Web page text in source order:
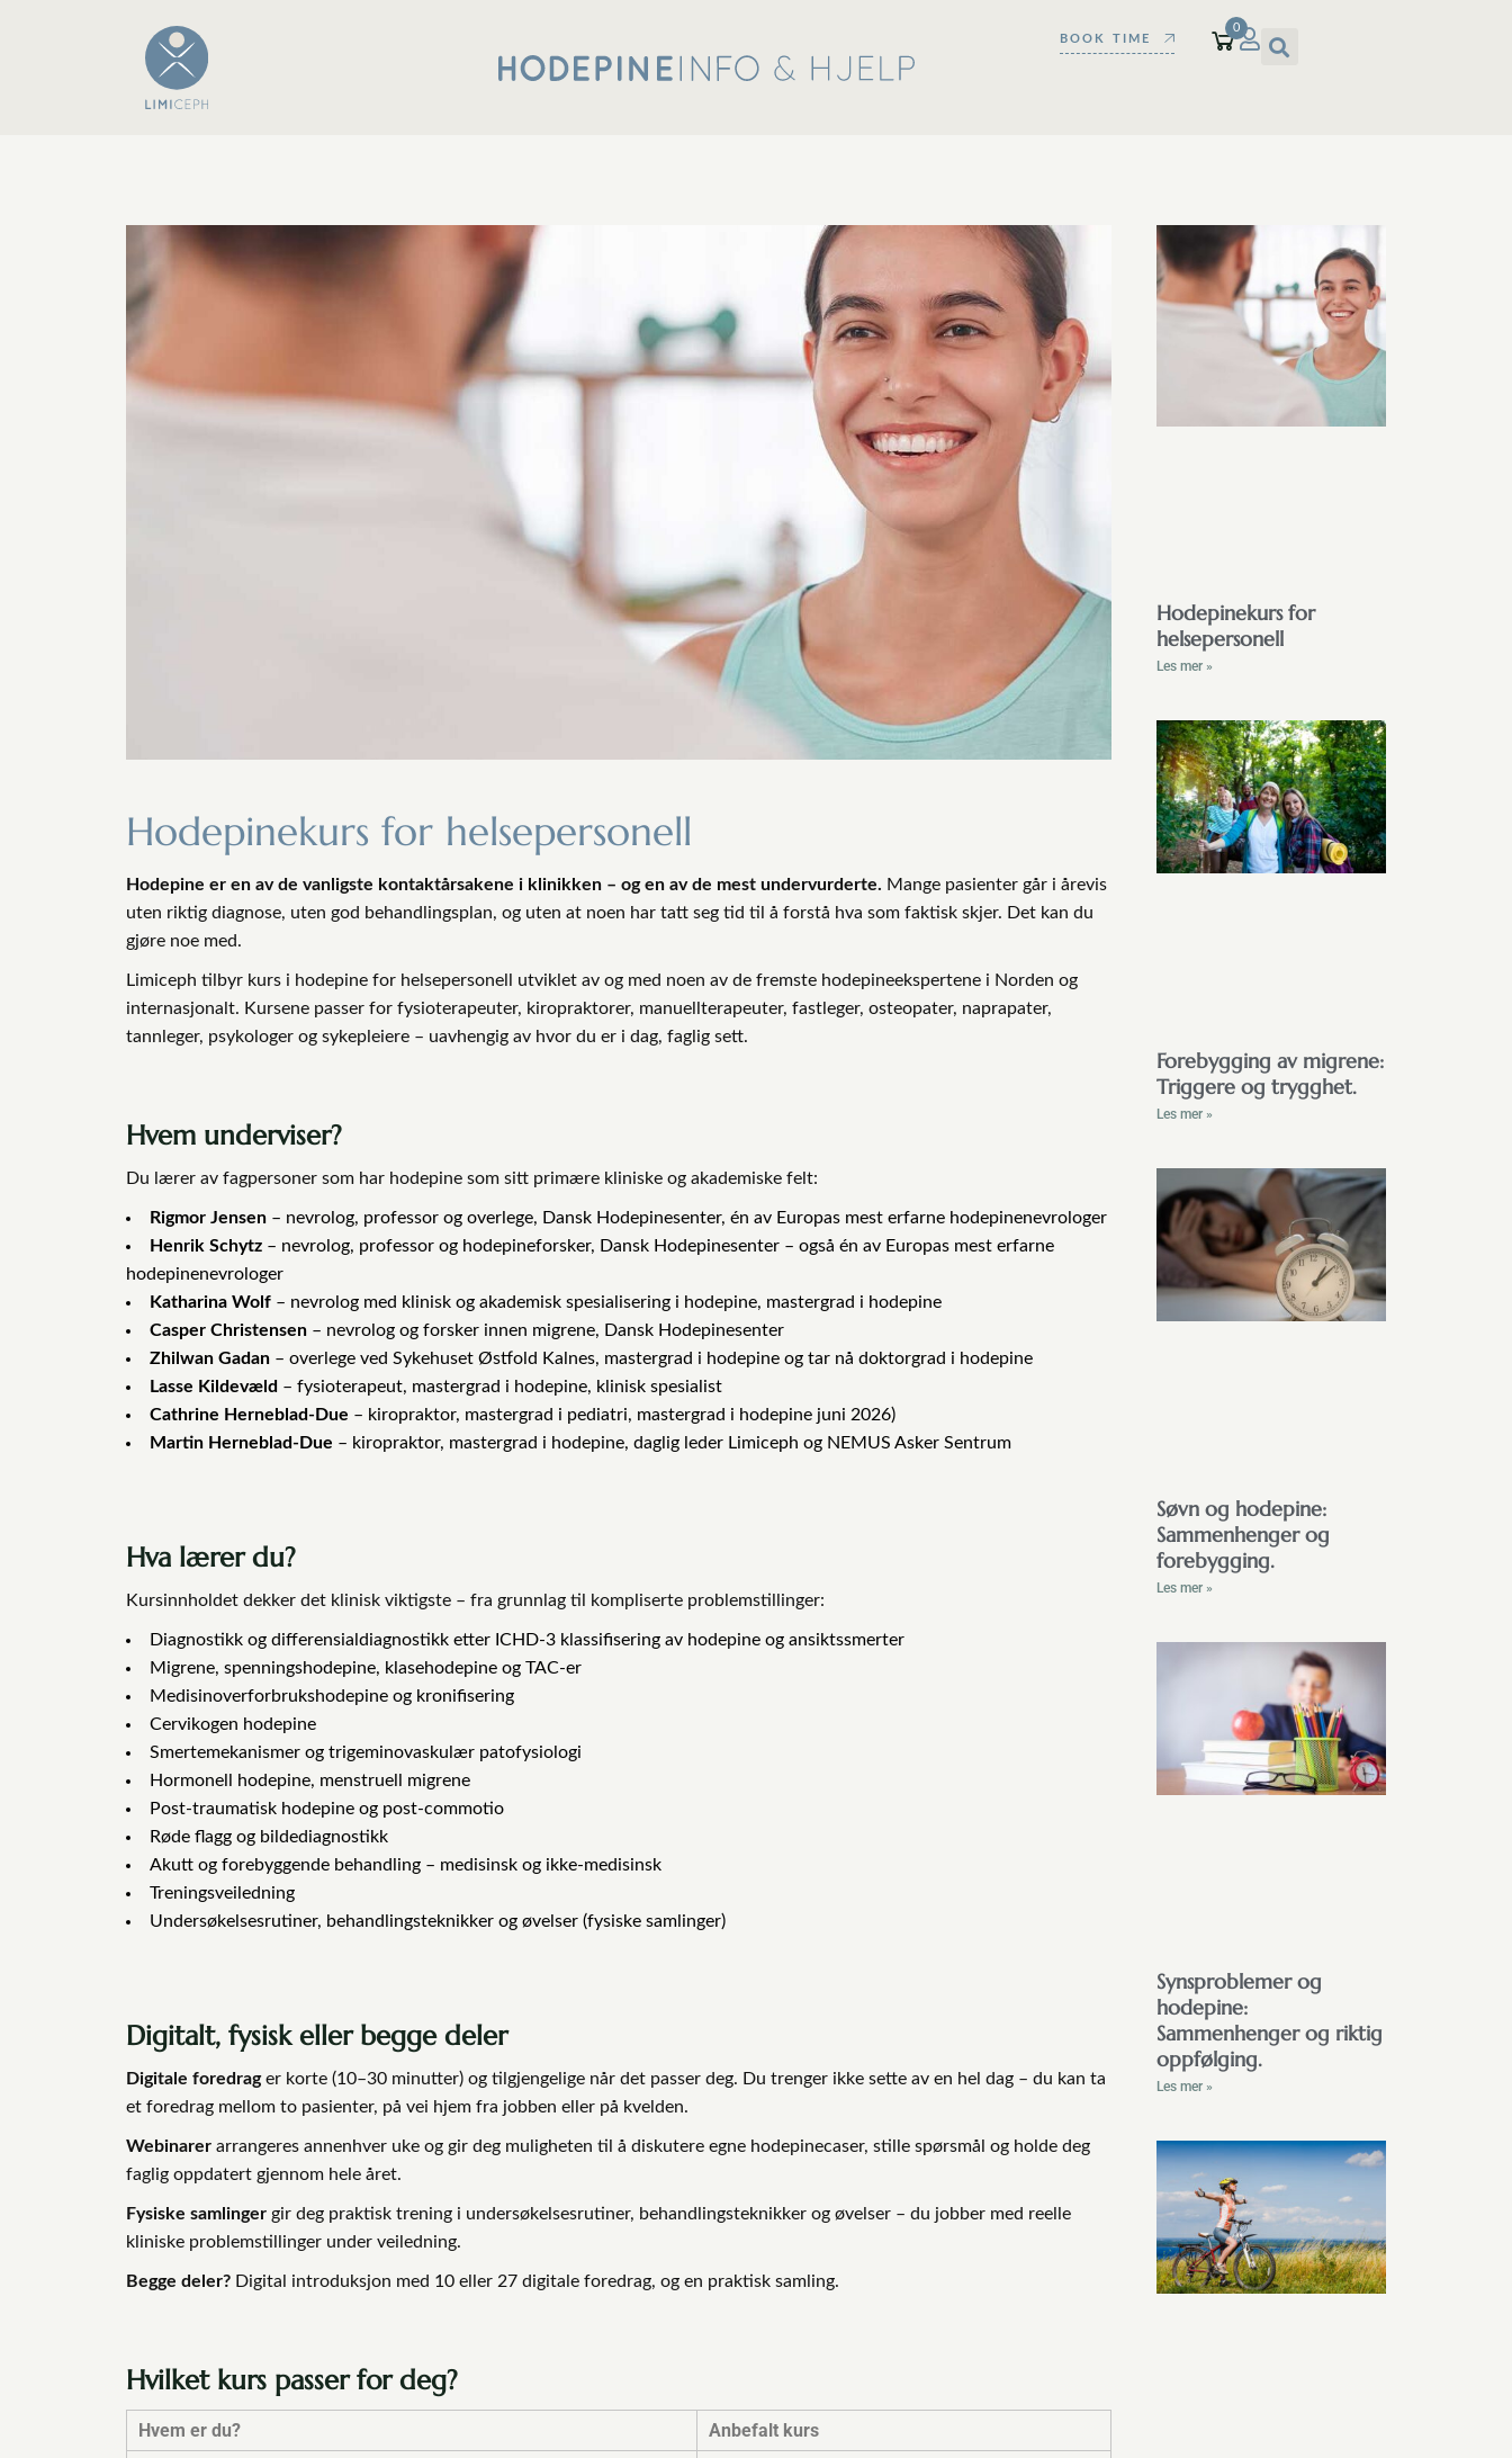
BOOK TIME
0
Hodepinekurs for helsepersonell
Hodepine er en av de vanligste kontaktårsakene i klinikken – og en av de mest undervurderte. Mange pasienter går i årevis
uten riktig diagnose, uten god behandlingsplan, og uten at noen har tatt seg tid til å forstå hva som faktisk skjer. Det kan du
gjøre noe med.
Limiceph tilbyr kurs i hodepine for helsepersonell utviklet av og med noen av de fremste hodepineekspertene i Norden og
internasjonalt. Kursene passer for fysioterapeuter, kiropraktorer, manuellterapeuter, fastleger, osteopater, naprapater,
tannleger, psykologer og sykepleiere – uavhengig av hvor du er i dag, faglig sett.
Hvem underviser?
Du lærer av fagpersoner som har hodepine som sitt primære kliniske og akademiske felt:
Rigmor Jensen – nevrolog, professor og overlege, Dansk Hodepinesenter, én av Europas mest erfarne hodepinenevrologer
Henrik Schytz – nevrolog, professor og hodepineforsker, Dansk Hodepinesenter – også én av Europas mest erfarne
hodepinenevrologer
Katharina Wolf – nevrolog med klinisk og akademisk spesialisering i hodepine, mastergrad i hodepine
Casper Christensen – nevrolog og forsker innen migrene, Dansk Hodepinesenter
Zhilwan Gadan – overlege ved Sykehuset Østfold Kalnes, mastergrad i hodepine og tar nå doktorgrad i hodepine
Lasse Kildevæld – fysioterapeut, mastergrad i hodepine, klinisk spesialist
Cathrine Herneblad-Due – kiropraktor, mastergrad i pediatri, mastergrad i hodepine juni 2026)
Martin Herneblad-Due – kiropraktor, mastergrad i hodepine, daglig leder Limiceph og NEMUS Asker Sentrum
Hva lærer du?
Kursinnholdet dekker det klinisk viktigste – fra grunnlag til kompliserte problemstillinger:
Diagnostikk og differensialdiagnostikk etter ICHD-3 klassifisering av hodepine og ansiktssmerter
Migrene, spenningshodepine, klasehodepine og TAC-er
Medisinoverforbrukshodepine og kronifisering
Cervikogen hodepine
Smertemekanismer og trigeminovaskulær patofysiologi
Hormonell hodepine, menstruell migrene
Post-traumatisk hodepine og post-commotio
Røde flagg og bildediagnostikk
Akutt og forebyggende behandling – medisinsk og ikke-medisinsk
Treningsveiledning
Undersøkelsesrutiner, behandlingsteknikker og øvelser (fysiske samlinger)
Digitalt, fysisk eller begge deler
Digitale foredrager korte (10–30 minutter) og tilgjengelige når det passer deg. Du trenger ikke sette av en hel dag – du kan ta
et foredrag mellom to pasienter, på vei hjem fra jobben eller på kvelden.
Webinarer arrangeres annenhver uke og gir deg muligheten til å diskutere egne hodepinecaser, stille spørsmål og holde deg
faglig oppdatert gjennom hele året.
Fysiske samlinger gir deg praktisk trening i undersøkelsesrutiner, behandlingsteknikker og øvelser – du jobber med reelle
kliniske problemstillinger under veiledning.
Begge deler? Digital introduksjon med 10 eller 27 digitale foredrag, og en praktisk samling.
Hvilket kurs passer for deg?
Hvem er du?
Anbefalt kurs
Hodepinekurs for
helsepersonell
Les mer »
Forebygging av migrene:
Triggere og trygghet.
Les mer »
Søvn og hodepine:
Sammenhenger og
forebygging.
Les mer »
Synsproblemer og
hodepine:
Sammenhenger og riktig
oppfølging.
Les mer »